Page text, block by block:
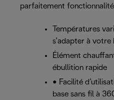
parfaitement fonctionnalité
Températures
s’adapter à
Élément
ébullition rapide
• Facilité
base sans fil à